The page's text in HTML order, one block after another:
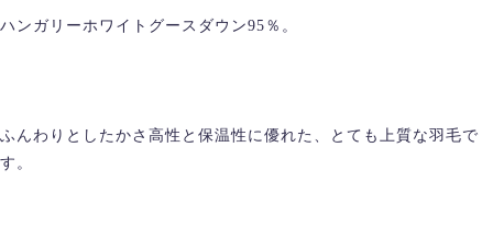
ハンガリーホワイトグースダウン95％。
ふんわりとしたかさ高性と保温性に優れた、とても上質な羽毛で
す。